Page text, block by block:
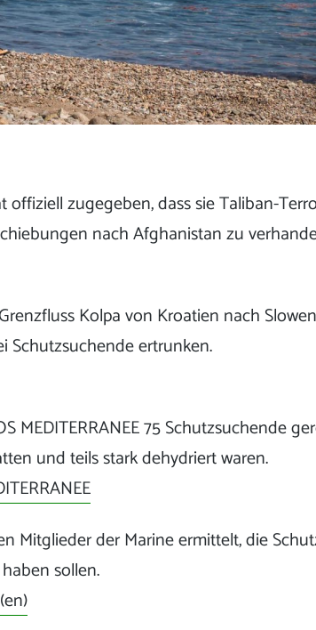
offiziell zugegeben, dass sie Taliban-
nach Afghanistan zu
Kolpa von Kroatien nach
Schutzsuchende ertrunken.
MEDITERRANEE 75 Schutzsuchende
und teils stark dehydriert waren.
Mitglieder der Marine ermittelt, die
sollen.